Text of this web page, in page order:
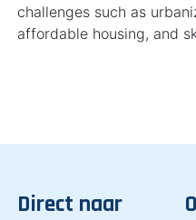
challenges such as
affordable housing, and
Direct naar